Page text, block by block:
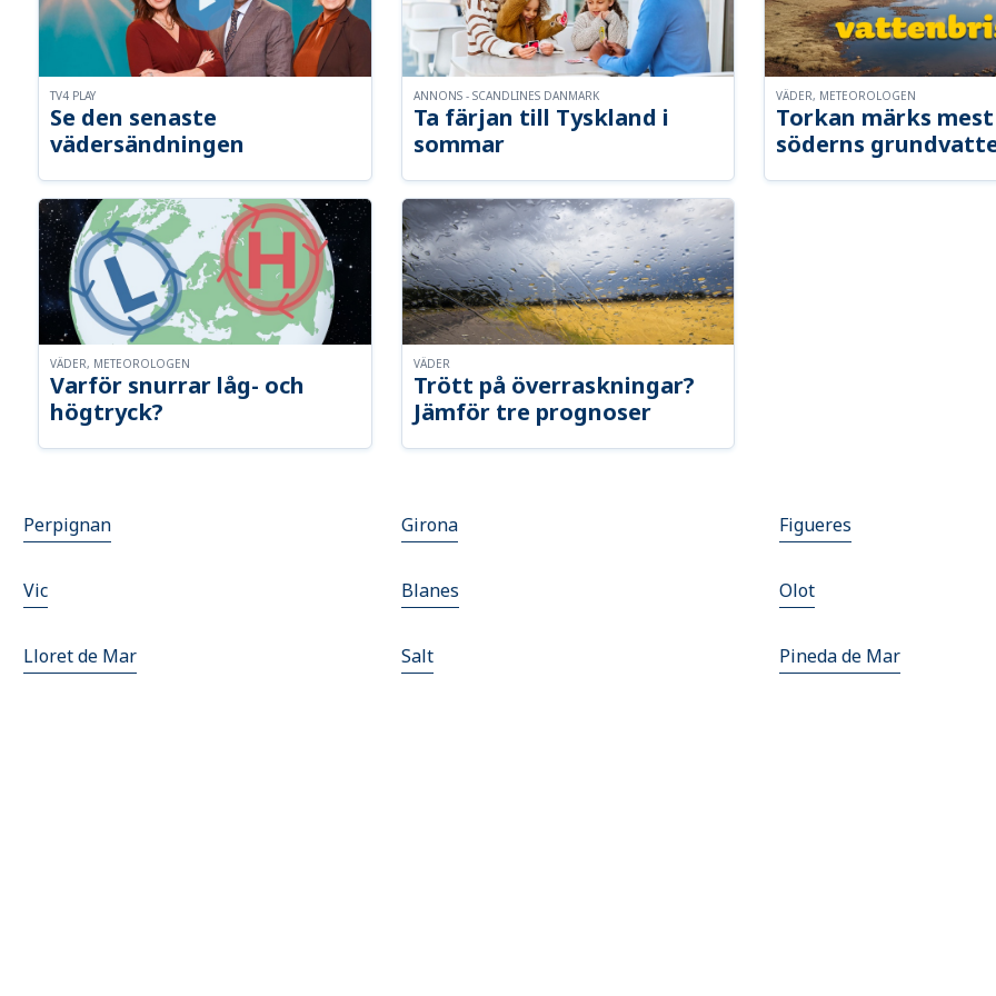
Se den senaste
vädersändningen
TV4 PLAY
Ta färjan till Tyskland i
sommar
ANNONS - SCANDLINES DANMARK
Torkan märks
söderns
VÄDER, METEOROLOGEN
Varför snurrar låg- och
högtryck?
VÄDER, METEOROLOGEN
Trött på överraskningar?
Jämför tre prognoser
VÄDER
Perpignan Girona Figueres
Vic Blanes Olot
Lloret de Mar Salt Pineda de Mar